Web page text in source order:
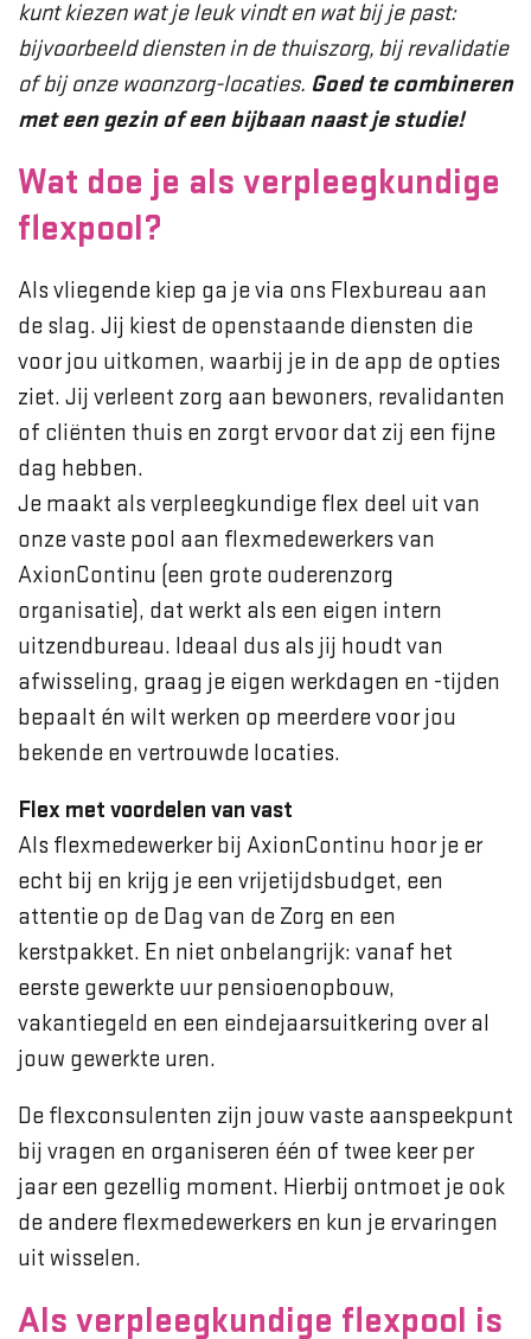
kunt kiezen wat je leuk vindt en wat bij je past:
bijvoorbeeld diensten in de thuiszorg, bij revalidatie
of bij onze woonzorg-locaties. Goed te combineren
met een gezin of een bijbaan naast je studie!
Wat doe je als verpleegkundige
flexpool?
Als vliegende kiep ga je via ons Flexbureau aan
de slag. Jij kiest de openstaande diensten die
voor jou uitkomen, waarbij je in de app de opties
ziet. Jij verleent zorg aan bewoners, revalidanten
of cliënten thuis en zorgt ervoor dat zij een fijne
dag hebben.
Je maakt als verpleegkundige flex deel uit van
onze vaste pool aan flexmedewerkers van
AxionContinu (een grote ouderenzorg
organisatie), dat werkt als een eigen intern
uitzendbureau. Ideaal dus als jij houdt van
afwisseling, graag je eigen werkdagen en -tijden
bepaalt én wilt werken op meerdere voor jou
bekende en vertrouwde locaties.
Flex met voordelen van vast
Als flexmedewerker bij AxionContinu hoor je er
echt bij en krijg je een vrijetijdsbudget, een
attentie op de Dag van de Zorg en een
kerstpakket. En niet onbelangrijk: vanaf het
eerste gewerkte uur pensioenopbouw,
vakantiegeld en een eindejaarsuitkering over al
jouw gewerkte uren.
De flexconsulenten zijn jouw vaste aanspeekpunt
bij vragen en organiseren één of twee keer per
jaar een gezellig moment. Hierbij ontmoet je ook
de andere flexmedewerkers en kun je ervaringen
uit wisselen.
Als verpleegkundige flexpool is